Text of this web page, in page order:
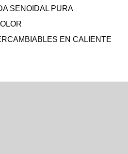
SENOIDAL PURA
EN CALIENTE